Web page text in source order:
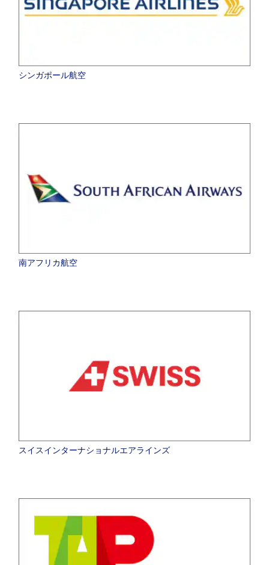
シンガポール航空
南アフリカ航空
スイスインターナショナルエアラインズ